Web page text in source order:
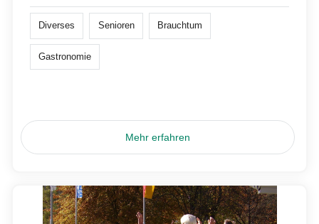
Diverses Senioren Brauchtum
Gastronomie
Mehr erfahren